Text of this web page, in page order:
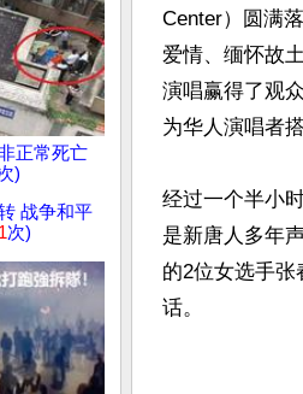
正常死亡
)
战争和平
次)
Center）圆满
爱情、缅怀故
演唱赢得了观
为华人演唱者
经过一个半小
是新唐人多年
的2位女选手
话。